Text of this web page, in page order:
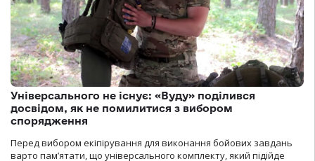
Універсального не існує: «Вуду» поділився
досвідом, як не помилитися з вибором
спорядження
Перед вибором екіпірування для виконання бойових завдань
варто пам’ятати, що універсального комплекту, який підійде